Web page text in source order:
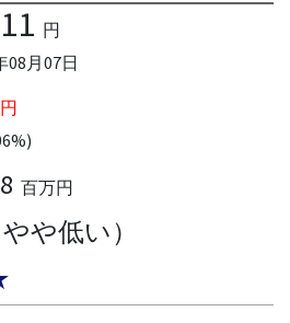
円
08月07日
円
百万円
や低い）